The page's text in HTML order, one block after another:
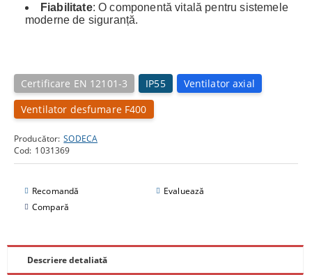
Fiabilitate: O componentă vitală pentru sistemele
moderne de siguranță.
Certificare EN 12101-3 IP55
Ventilator axial
Ventilator desfumare F400
Producător: SODECA
Cod: 1031369
Recomandă
Evaluează
Compară
Descriere detaliată